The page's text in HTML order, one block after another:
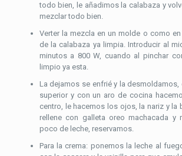
todo bien, le añadimos la calabaza y
mezclar todo bien.
Verter la mezcla en un molde o como
de la calabaza ya limpia. Introducir al
minutos a 800 W, cuando al pinchar
limpio ya esta.
La dejamos se enfrié y la
superior y con un aro de cocina
centro, le hacemos los ojos, la nariz y
rellene con galleta oreo machacada y
poco de leche, reservamos.
Para la crema: ponemos la leche al